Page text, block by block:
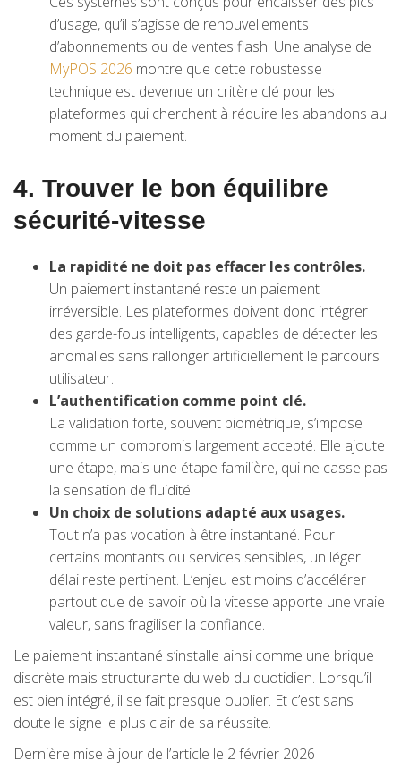
d’usage, qu’il s’agisse de renouvellements
d’abonnements ou de ventes flash. Une analyse de
MyPOS 2026 montre que cette robustesse
technique est devenue un critère clé pour les
plateformes qui cherchent à réduire les abandons au
moment du paiement.
4. Trouver le bon équilibre
sécurité-vitesse
La rapidité ne doit pas effacer les contrôles.
Un paiement instantané reste un paiement
irréversible. Les plateformes doivent donc intégrer
des garde-fous intelligents, capables de détecter les
anomalies sans rallonger artificiellement le parcours
utilisateur.
L’authentification comme point clé.
La validation forte, souvent biométrique, s’impose
comme un compromis largement accepté. Elle ajoute
une étape, mais une étape familière, qui ne casse pas
la sensation de fluidité.
Un choix de solutions adapté aux usages.
Tout n’a pas vocation à être instantané. Pour
certains montants ou services sensibles, un léger
délai reste pertinent. L’enjeu est moins d’accélérer
partout que de savoir où la vitesse apporte une vraie
valeur, sans fragiliser la confiance.
Le paiement instantané s’installe ainsi comme une brique
discrète mais structurante du web du quotidien. Lorsqu’il
est bien intégré, il se fait presque oublier. Et c’est sans
doute le signe le plus clair de sa réussite.
Dernière mise à jour de l’article le 2 février 2026